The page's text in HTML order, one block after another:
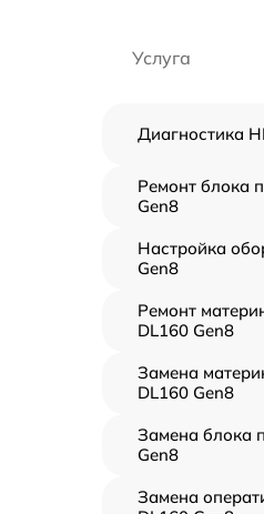
Услуга
Диагностика
Ремонт блока
Gen8
Настройка
Gen8
Ремонт
DL160 Gen8
Замена
DL160 Gen8
Замена блока
Gen8
Замена